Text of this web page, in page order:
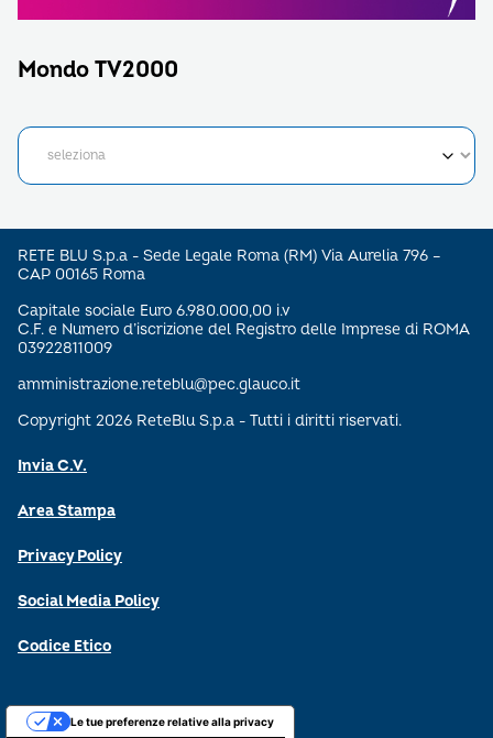
Mondo TV2000
RETE BLU S.p.a - Sede Legale Roma (RM) Via Aurelia 796 –
CAP 00165 Roma
Capitale sociale Euro 6.980.000,00 i.v
C.F. e Numero d’iscrizione del Registro delle Imprese di ROMA
03922811009
amministrazione.reteblu@pec.glauco.it
Copyright 2026 ReteBlu S.p.a - Tutti i diritti riservati.
Invia C.V.
Area Stampa
Privacy Policy
Social Media Policy
Codice Etico
Le tue preferenze relative alla privacy